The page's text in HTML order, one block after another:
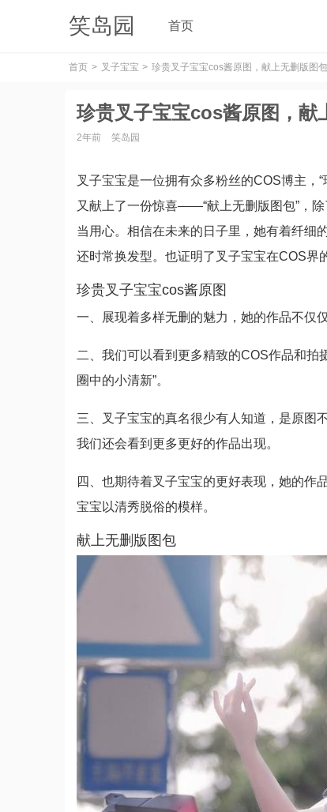
笑岛园 首页
首页 叉子宝宝 珍贵叉子宝宝cos酱原图，献上无删版图包
珍贵叉子宝宝cos酱原图，献
2年前 笑岛园
叉子宝宝是一位拥有众多粉丝的COS博主，
又献上了一份惊喜——“献上无删版图包”，
当用心。相信在未来的日子里，她有着纤细
还时常换发型。也证明了叉子宝宝在COS界
珍贵叉子宝宝cos酱原图
一、展现着多样无删的魅力，她的作品不仅
二、我们可以看到更多精致的COS作品和拍
圈中的小清新”。
三、叉子宝宝的真名很少有人知道，是原图
我们还会看到更多更好的作品出现。
四、也期待着叉子宝宝的更好表现，她的作
宝宝以清秀脱俗的模样。
献上无删版图包